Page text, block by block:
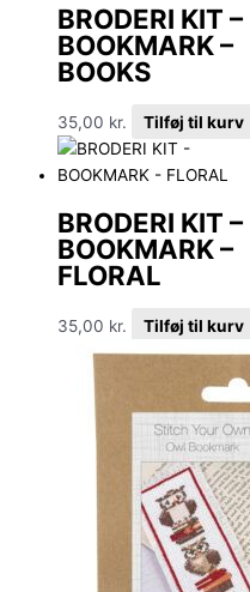
BRODERI KIT –
BOOKMARK –
BOOKS
35,00 kr. Tilføj til kurv
BRODERI KIT –
BOOKMARK –
FLORAL
35,00 kr. Tilføj til kurv